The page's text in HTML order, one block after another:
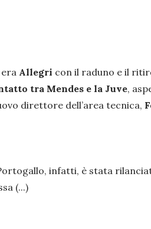
Allegri con il raduno e il
tra Mendes e la Juve,
direttore dell’area tecnica,
infatti, è stata
(...)